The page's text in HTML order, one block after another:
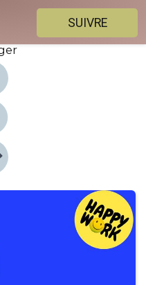
SUIVRE